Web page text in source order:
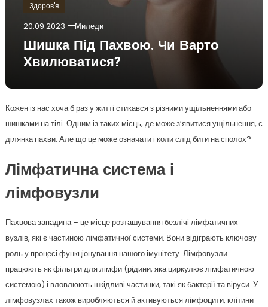
Здоров'я
20.09.2023 Миледи
Шишка Під Пахвою. Чи Варто
Хвилюватися?
Кожен із нас хоча б раз у житті стикався з різними ущільненнями або
шишками на тілі. Одним із таких місць, де може з’явитися ущільнення, є
ділянка пахви. Але що це може означати і коли слід бити на сполох?
Лімфатична система і
лімфовузли
Пахвова западина – це місце розташування безлічі лімфатичних
вузлів, які є частиною лімфатичної системи. Вони відіграють ключову
роль у процесі функціонування нашого імунітету. Лімфовузли
працюють як фільтри для лімфи (рідини, яка циркулює лімфатичною
системою) і вловлюють шкідливі частинки, такі як бактерії та віруси. У
лімфовузлах також виробляються й активуються лімфоцити, клітини